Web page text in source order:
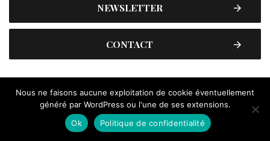
NEWSLETTER
CONTACT
Nous ne faisons aucune exploitation de cookie éventuellement
généré par WordPress ou l'une de ses extensions.
Ok
Politique de confidentialité